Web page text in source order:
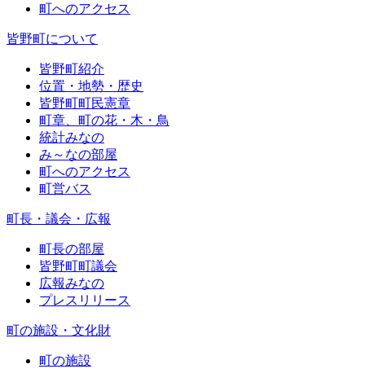
町へのアクセス
皆野町について
皆野町紹介
位置・地勢・歴史
皆野町町民憲章
町章、町の花・木・鳥
統計みなの
み～なの部屋
町へのアクセス
町営バス
町長・議会・広報
町長の部屋
皆野町町議会
広報みなの
プレスリリース
町の施設・文化財
町の施設